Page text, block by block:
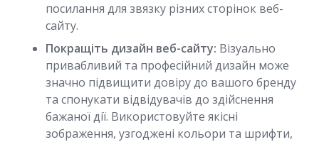
посилання для звязку різних сторінок веб-
сайту.
Покращіть дизайн веб-сайту: Візуально
привабливий та професійний дизайн може
значно підвищити довіру до вашого бренду
та спонукати відвідувачів до здійснення
бажаної дії. Використовуйте якісні
зображення, узгоджені кольори та шрифти,